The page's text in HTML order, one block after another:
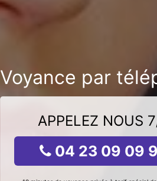
Voyance par
APPELEZ NOUS
04 23 09 09